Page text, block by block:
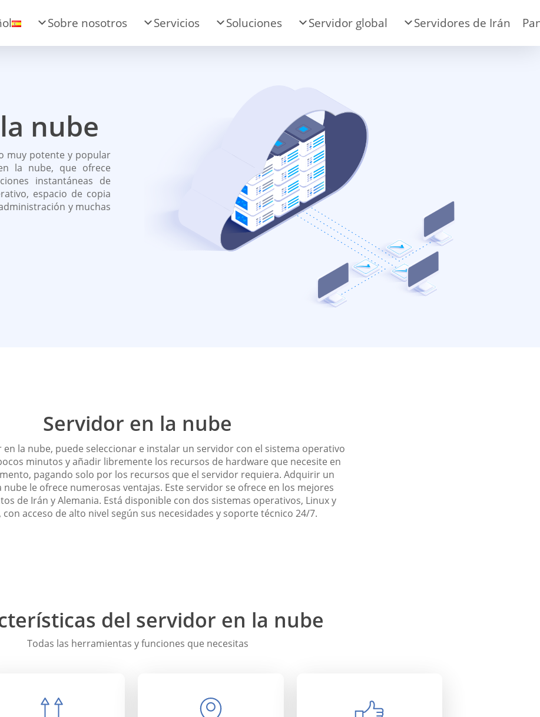
Servidores de Irán
Servidor global
Soluciones
Servicios
Sobre nosotros
nube
muy potente y popular
la nube, que ofrece
instantáneas de
espacio de copia
y muchas
Servidor en la nube
en la nube, puede seleccionar e instalar un servidor con el sistema operativo
minutos y añadir libremente los recursos de hardware que necesite en
pagando solo por los recursos que el servidor requiera. Adquirir un
nube le ofrece numerosas ventajas. Este servidor se ofrece en los mejores
de Irán y Alemania. Está disponible con dos sistemas operativos, Linux y
con acceso de alto nivel según sus necesidades y soporte técnico 24/7.
del servidor en la nube
Todas las herramientas y funciones que necesitas